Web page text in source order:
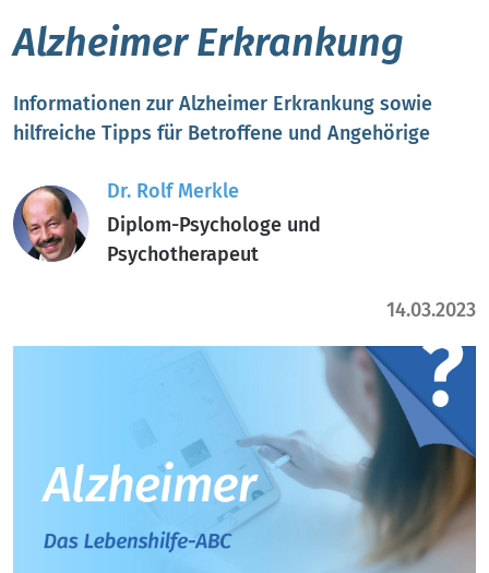
Alzheimer Erkrankung
Informationen zur Alzheimer Erkrankung sowie
hilfreiche Tipps für Betroffene und Angehörige
Dr. Rolf Merkle
Diplom-Psychologe und
Psychotherapeut
14.03.2023